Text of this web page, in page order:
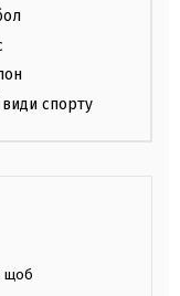
види спорту
щоб